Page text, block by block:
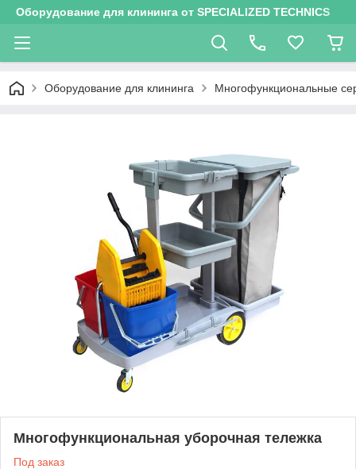
Оборудование для клининга от SPECIALIZED TECHNICS
Оборудование для клининга Многофункциональные
Многофункциональная уборочная тележка
Под заказ